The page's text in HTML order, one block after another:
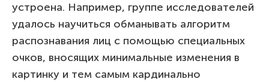
устроена. Например, группе исследователей
удалось научиться обманывать алгоритм
распознавания лиц с помощью специальных
очков, вносящих минимальные изменения в
картинку и тем самым кардинально